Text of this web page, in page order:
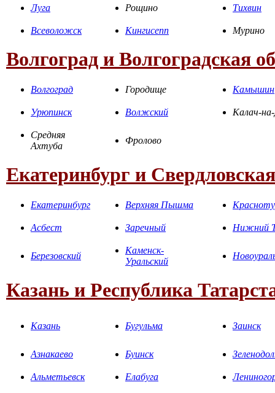
Луга Рощино Тихвин
Всеволожск Кингисепп Мурино
Волгоград и Волгоградская
Волгоград Городище Камышин
Урюпинск Волжский Калач-
Средняя
Ахтуба
Фролово
Екатеринбург и
Екатеринбург Верхняя Пышма
Асбест Заречный Нижний
Березовский
Каменск-
Уральский
Казань и Республика
Казань Бугульма Заинск
Азнакаево Буинск
Альметьевск Елабуга